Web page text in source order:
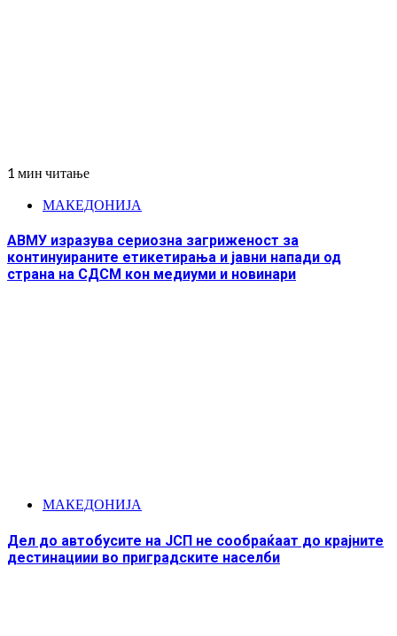
1 мин читање
МАКЕДОНИЈА
АВМУ изразува сериозна загриженост за
континуираните етикетирања и јавни напади од
страна на СДСМ кон медиуми и новинари
МАКЕДОНИЈА
Дел до автобусите на ЈСП не сообраќаат до крајните
дестинациии во приградските населби